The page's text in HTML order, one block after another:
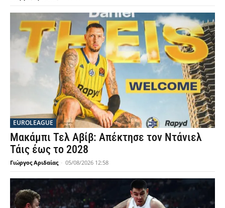
EUROLEAGUE
Μακάμπι Τελ Αβίβ: Απέκτησε τον Ντάνιελ
Τάις έως το 2028
Γιώργος Αριδαίας - 05/08/2026 12:58